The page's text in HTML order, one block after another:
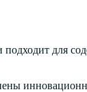
для